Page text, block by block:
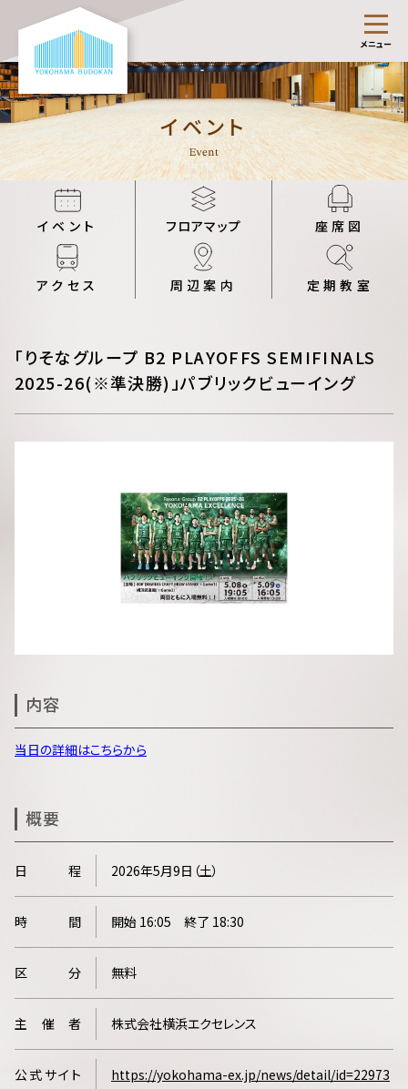
メニュー
イベント
イベント フロアマップ 座席図
アクセス 周辺案内 定期教室
「りそなグループ B2 PLAYOFFS SEMIFINALS
2025-26(※準決勝)」パブリックビューイング
内容
当日の詳細はこちらから
概要
日 程 2026年5月9日（土）
時 間 開始 16:05 終了 18:30
区 分 無料
主 催 者 株式会社横浜エクセレンス
公式 サイ ト https://yokohama-ex.jp/news/detail/id=22973